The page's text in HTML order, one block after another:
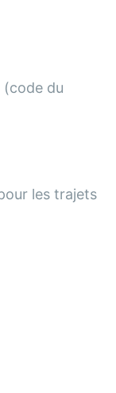
du
les trajets